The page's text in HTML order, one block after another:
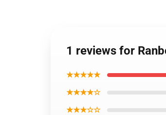
1 reviews for
★★★★★
★★★★☆
★★★☆☆